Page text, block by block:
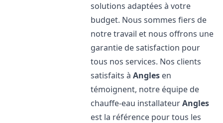
solutions adaptées à votre
budget. Nous sommes fiers de
notre travail et nous offrons une
garantie de satisfaction pour
tous nos services. Nos clients
satisfaits àAngles en
témoignent, notre équipe de
chauffe-eau installateurAngles
est la référence pour tous les